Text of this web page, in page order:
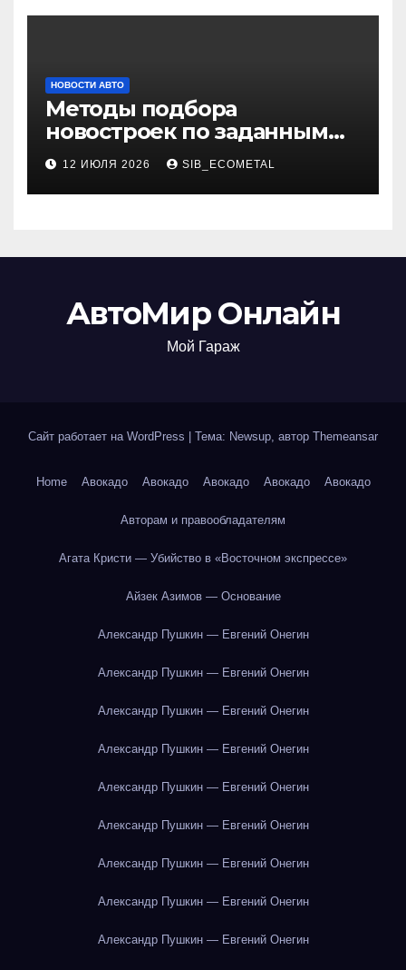
НОВОСТИ АВТО
Методы подбора
новостроек по заданным
критериям
12 ИЮЛЯ 2026 SIB_ECOMETAL
АвтоМир Онлайн
Мой Гараж
Сайт работает на WordPress Тема: Newsup, автор Themeansar
Home Авокадо Авокадо Авокадо Авокадо Авокадо
Авторам и правообладателям
Агата Кристи — Убийство в «Восточном экспрессе»
Айзек Азимов — Основание
Александр Пушкин — Евгений Онегин
Александр Пушкин — Евгений Онегин
Александр Пушкин — Евгений Онегин
Александр Пушкин — Евгений Онегин
Александр Пушкин — Евгений Онегин
Александр Пушкин — Евгений Онегин
Александр Пушкин — Евгений Онегин
Александр Пушкин — Евгений Онегин
Александр Пушкин — Евгений Онегин